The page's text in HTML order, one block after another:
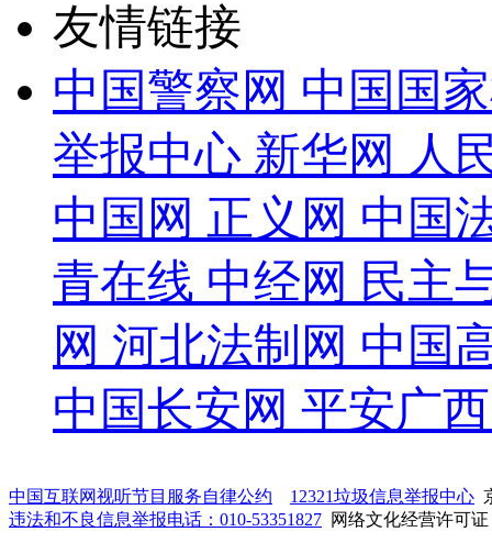
友情链接
中国警察网 中国国
举报中心 新华网 人
中国网 正义网 中国
青在线 中经网 民主
网 河北法制网 中国
中国长安网 平安广
中国互联网视听节目服务自律公约 12321垃圾信息举报中心
违法和不良信息举报电话：010-53351827 网络文化经营许可